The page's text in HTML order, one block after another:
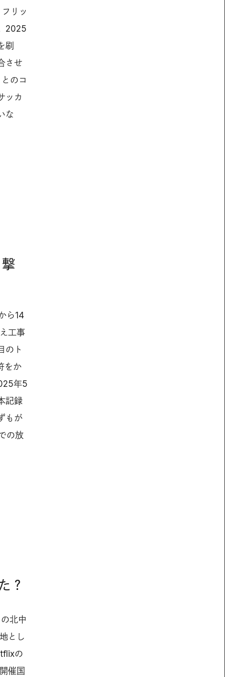
リッ
2025
刷
させ
のコ
ッカ
な
ら14
工事
のト
をか
年5
記録
もが
の放
？
北中
とし
の
催国